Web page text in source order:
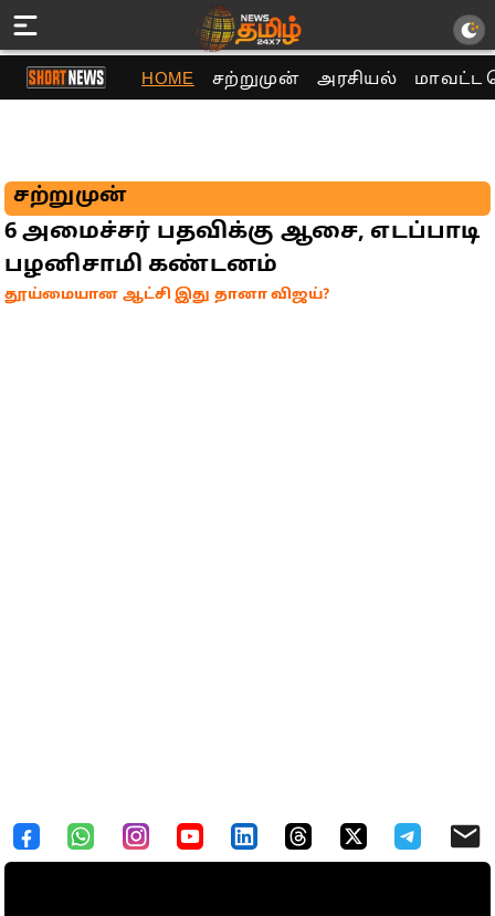
HOME சற்றுமுன் அரசியல் மாவட்ட
சற்றுமுன்
6 அமைச்சர் பதவிக்கு ஆசை, எடப்பாடி
பழனிசாமி கண்டனம்
தூய்மையான ஆட்சி இது தானா விஜய்?